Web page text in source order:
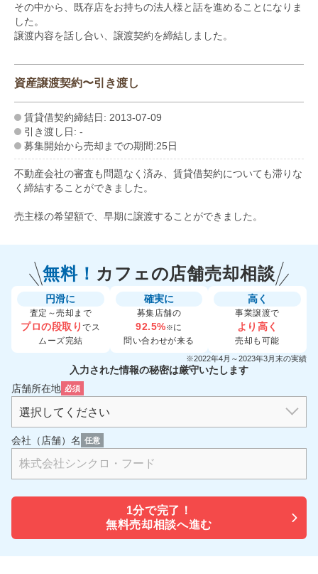
その中から、既存店をお持ちの法人様と話を進めることになりま
した。
譲渡内容を話し合い、譲渡契約を締結しました。
資産譲渡契約〜引き渡し
賃貸借契約締結日: 2013-07-09
引き渡し日: -
募集開始から売却までの期間:25日
不動産会社の審査も問題なく済み、賃貸借契約についても滞りな
く締結することができました。
売主様の希望額で、早期に譲渡することができました。
無料！ カフェの店舗売却相談
円滑に
査定～売却まで
プロの段取りでス
ムーズ完結
確実に
募集店舗の
92.5%※に
問い合わせが来る
高く
事業譲渡で
より高く
売却も可能
※2022年4月～2023年3月末の実績
入力された情報の秘密は厳守いたします
店舗所在地 必須
会社（店舗）名 任意
1分で完了！
無料売却相談へ進む